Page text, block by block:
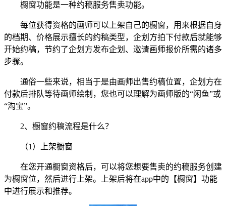
橱窗功能是一种约稿服务售卖功能。
每位获得资格的画师可以上架自己的橱窗，用来根据自身
的档期、价格展示擅长的约稿类型，企划方拍下付款后就能够
开始约稿，节约了企划方发布企划、邀请画师报价所需的诸多
步骤。
通俗一些来说，相当于是由画师出售约稿位置，企划方在
付款后排队等待画师绘制，您也可以理解为画师版的“闲鱼”或
“淘宝”。
2、橱窗约稿流程是什么？
（1）上架橱窗
在您开通橱窗资格后，可以将您想要售卖的约稿服务创建
为橱窗位，然后进行上架。上架后将在app中的【橱窗】功能
中进行展示和推荐。